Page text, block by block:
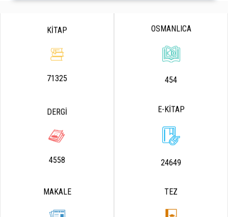
KİTAP
71325
OSMANLICA
454
DERGİ
4558
E-KİTAP
24649
MAKALE TEZ